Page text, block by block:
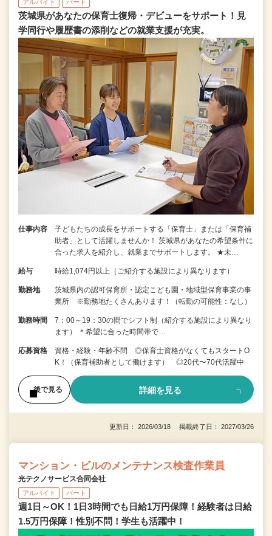
アルバイト パート
茨城県があなたの保育士復帰・デビューをサポート！見
学同行や履歴書の添削などの就業支援が充実。
仕事内容
子どもたちの成長をサポートする「保育士」または「保育補
助者」として活躍しませんか！ 茨城県があなたの希望条件に
合った求人を紹介し、就業までサポートします。 ★未…
給与 時給1,074円以上（ご紹介する施設により異なります）
勤務地
茨城県内の認可保育所・認定こども園・地域型保育事業の事
業所 ※勤務地たくさんあります！（転勤の可能性：なし）
勤務時間
7：00～19：30の間でシフト制（紹介する施設により異なり
ます） ＊希望に合った時間帯で…
応募資格
資格・経験・年齢不問 ◎保育士資格がなくてもスタートO
K！（保育補助者として働けます） ◎20代〜70代活躍中
後で見る 詳細を見る
更新日： 2026/03/18 掲載終了日： 2027/03/26
マンション・ビルのメンテナンス検査作業員
光テクノサービス合同会社
アルバイト パート
週1日～OK！1日3時間でも日給1万円保障！経験者は日給
1.5万円保障！性別不問！学生も活躍中！